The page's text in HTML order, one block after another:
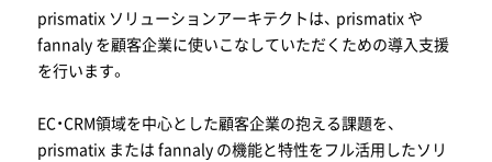
prismatix ソリューションアーキテクトは、 prismatix や
fannaly を顧客企業に使いこなしていただくための導入支援
を行います。
EC・CRM領域を中心とした顧客企業の抱える課題を、
prismatix または fannaly の機能と特性をフル活用したソリ